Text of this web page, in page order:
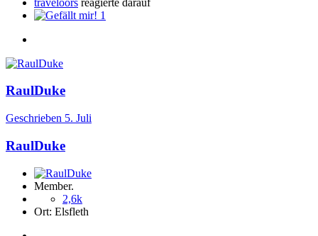
1
RaulDuke
Geschrieben 5. Juli
RaulDuke
Member.
2,6k
Ort: Elsfleth